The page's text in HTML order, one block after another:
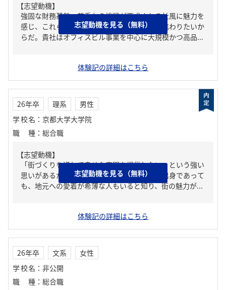
【志望動機】
強固な財務基盤、若手から挑戦が要求される社風に魅力を
感じ、これらを活かし新規アセットの開発に携わりたいか
らだ。貴社はオフィスビル事業を中心に大規模かつ高品...
体験記の詳細はこちら
志望動機を見る（無料）
26年卒 理系
男性
学校名 ： 京都大学大学院
職種 ： 総合職
【志望動機】
「街づくりを通して幸せな空間を提供したい」という強い
思いがあるからだ。私は地方出身だが、都心出身であって
も、地元への愛着が希薄な人もいると知り、街の魅力が...
体験記の詳細はこちら
志望動機を見る（無料）
26年卒 文系
女性
学校名 ： 非公開
職種 ： 総合職